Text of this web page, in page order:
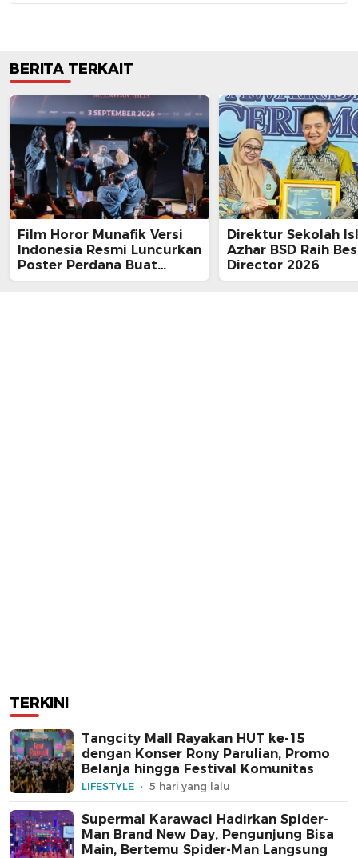
BERITA TERKAIT
Film Horor Munafik Versi
Indonesia Resmi Luncurkan
Poster Perdana Buat
Kesan Spiritual Religi
Direktur Sekolah
Azhar BSD Raih
Director 2026
TERKINI
Tangcity Mall Rayakan HUT ke-15
dengan Konser Rony Parulian, Promo
Belanja hingga Festival Komunitas
LIFESTYLE 5 hari yang lalu
Supermal Karawaci Hadirkan Spider-
Man Brand New Day, Pengunjung Bisa
Main, Bertemu Spider-Man Langsung